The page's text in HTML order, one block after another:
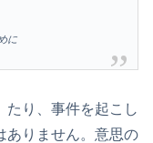
に
り、事件を起こし
ありません。意思の